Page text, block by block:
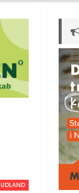
UDLAND